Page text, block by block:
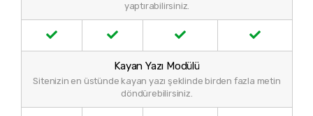
yaptırabilirsiniz.
Kayan Yazı Modülü
Sitenizin en üstünde kayan yazı şeklinde birden fazla metin
döndürebilirsiniz.